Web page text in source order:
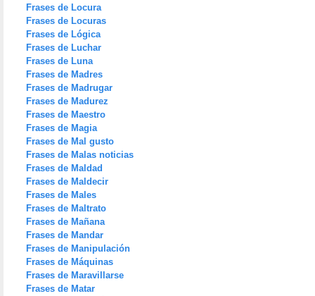
Frases de Locura
Frases de Locuras
Frases de Lógica
Frases de Luchar
Frases de Luna
Frases de Madres
Frases de Madrugar
Frases de Madurez
Frases de Maestro
Frases de Magia
Frases de Mal gusto
Frases de Malas noticias
Frases de Maldad
Frases de Maldecir
Frases de Males
Frases de Maltrato
Frases de Mañana
Frases de Mandar
Frases de Manipulación
Frases de Máquinas
Frases de Maravillarse
Frases de Matar